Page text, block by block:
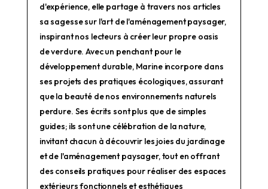
d'expérience, elle partage à travers nos articles
sa sagesse sur l'art de l'aménagement paysager,
inspirant nos lecteurs à créer leur propre oasis
de verdure. Avec un penchant pour le
développement durable, Marine incorpore dans
ses projets des pratiques écologiques, assurant
que la beauté de nos environnements naturels
perdure. Ses écrits sont plus que de simples
guides; ils sont une célébration de la nature,
invitant chacun à découvrir les joies du jardinage
et de l'aménagement paysager, tout en offrant
des conseils pratiques pour réaliser des espaces
extérieurs fonctionnels et esthétiques